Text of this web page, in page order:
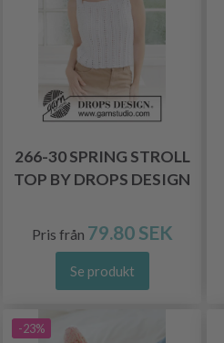
266-30 SPRING STROLL
TOP BY DROPS DESIGN
Pris från 79.80 SEK
Se produkt
-23%